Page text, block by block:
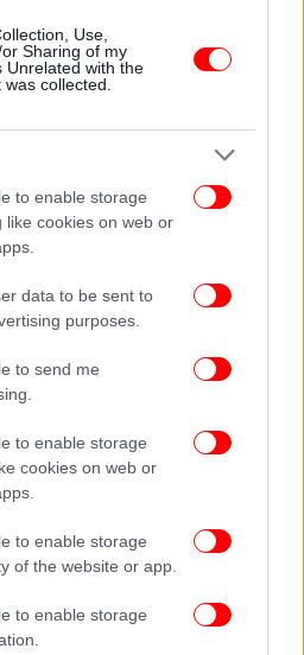
Use,
Sharing of my
Unrelated with the
collected.
to enable storage
like cookies on web or
data to be sent to
purposes.
to send me
to enable storage
cookies on web or
to enable storage
of the website or app.
to enable storage
ήταν καθηγητής Ιστορίας, 47
γεννημένος στη
μεταδίδει πως ο
αφότου ο
μάθημα στο σχολείο για
του Μωάμεθ, που είχαν
επίθεση στο «Charlie
καθηγητή να δείξει τα
πως είχε προκαλέσει
γονέων στο σχολείο της
Γαλλίας ανέλαβε την υπόθεση
η Αντιτρομοκρατική